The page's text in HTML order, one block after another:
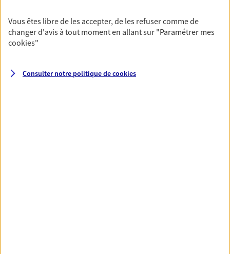
VOIR NOTRE SITE WEB
LOUIS (19003652)
Vous êtes libre de les accepter, de les refuser comme de
changer d'avis à tout moment en allant sur "Paramétrer mes
cookies"
Consulter notre politique decookies